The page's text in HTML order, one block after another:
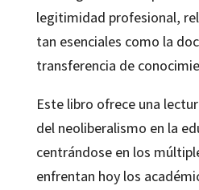
legitimidad profesional,
tan esenciales como la
transferencia de
Este libro ofrece una
del neoliberalismo en la
centrándose en los
enfrentan hoy los